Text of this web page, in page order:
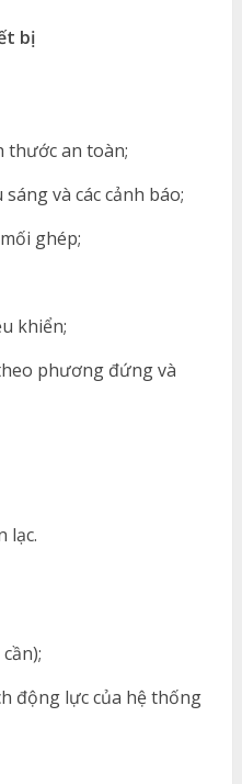
bị
thước an toàn;
và các cảnh báo;
ghép;
khiển;
phương đứng và
lạc.
động lực của hệ thống